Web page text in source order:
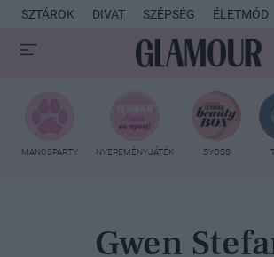
SZTÁROK DIVAT SZÉPSÉG ÉLETMÓD
MANCSPARTY NYEREMÉNYJÁTÉK SYOSS
Gwen